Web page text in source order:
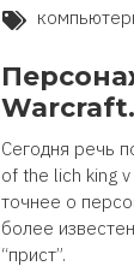
Сегодня речь
of the lich king v
точнее о
более
“прист”.